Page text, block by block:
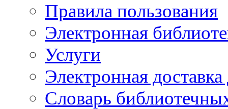
Правила пользования
Электронная
Услуги
Электронная
Словарь